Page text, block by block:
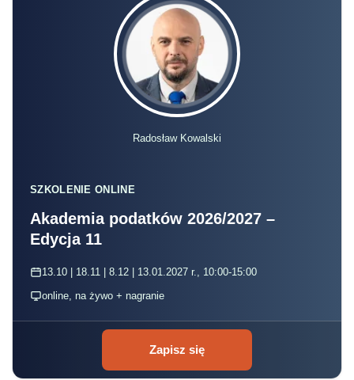
Radosław Kowalski
SZKOLENIE ONLINE
Akademia podatków 2026/2027 –
Edycja 11
13.10 | 18.11 | 8.12 | 13.01.2027 r., 10:00-15:00
online, na żywo + nagranie
Zapisz się